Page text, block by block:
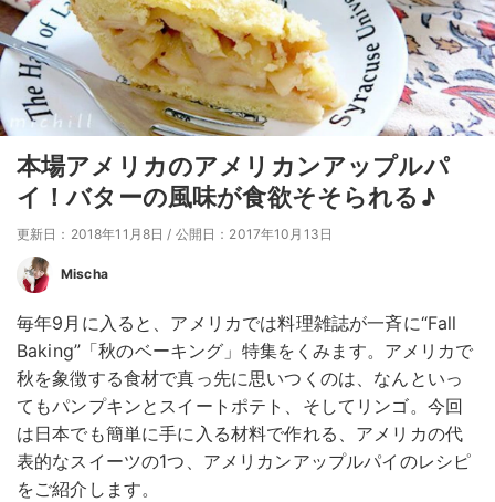
本場アメリカのアメリカンアップルパ
イ！バターの風味が食欲そそられる♪
更新日：2018年11月8日 / 公開日：2017年10月13日
Mischa
毎年9月に入ると、アメリカでは料理雑誌が一斉に“Fall
Baking”「秋のベーキング」特集をくみます。アメリカで
秋を象徴する食材で真っ先に思いつくのは、なんといっ
てもパンプキンとスイートポテト、そしてリンゴ。今回
は日本でも簡単に手に入る材料で作れる、アメリカの代
表的なスイーツの1つ、アメリカンアップルパイのレシピ
をご紹介します。